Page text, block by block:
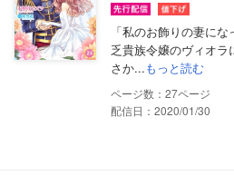
「私のお飾りの妻に
乏貴族令嬢のヴィオラ
さか...もっと読む
27
配信日：2020/01/30